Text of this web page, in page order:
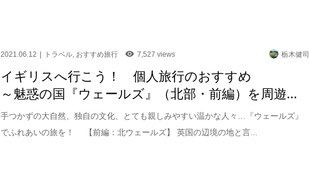
2021.06.12 トラベル おすすめ旅行 7,527 views 栃木健司
イギリスへ行こう！ 個人旅行のおすすめ
～魅惑の国『ウェールズ』（北部・前編）を周遊...
手つかずの大自然、独自の文化、とても親しみやすい温かな人々…『ウェールズ』
でふれあいの旅を！ 【前編：北ウェールズ】 英国の辺境の地と言...